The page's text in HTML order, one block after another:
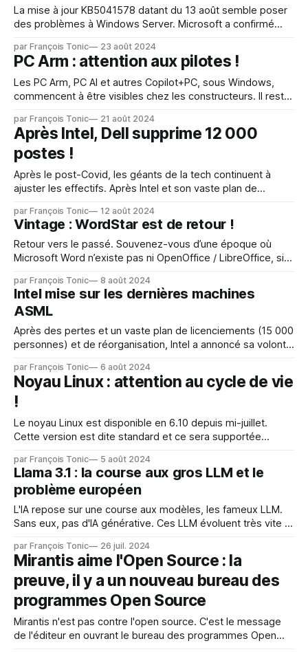
La mise à jour KB5041578 datant du 13 août semble poser
des problèmes à Windows Server. Microsoft a confirmé
boot et des systèmes gelés apparaissent sur Windows
Server 2019 suite à l'installation de la mise à jour de
sécurité. "
par François Tonic 23 août 2024
PC Arm : attention aux pilotes !
Les PC Arm, PC AI et autres Copilot+PC, sous Windows,
commencent à être visibles chez les constructeurs. Il reste
évoquent peu ou pas assez souvent : les pilotes. Pour
utiliser des matériels, imprimantes, accessoires, etc. il faut
par François Tonic 21 août 2024
Après Intel, Dell supprime 12 000
postes !
Après le post-Covid, les géants de la tech continuent à
ajuster les effectifs. Après Intel et son vaste plan de
forcément de la meilleure manière, Dell annonce aussi plus
de 12 000 suppressions de postes. Le constructeur avait
déjà supprimer
par François Tonic 12 août 2024
Vintage : WordStar est de retour !
Retour vers le passé. Souvenez-vous d’une époque où
Microsoft Word n’existe pas ni OpenOffice / LibreOffice, si
vedette avant WordPerfect et tous les autres. La première
version est sortie 1978 sur CP/M puis MS-DOS et Windows.
La
par François Tonic 8 août 2024
Intel mise sur les dernières machines
ASML
Après des pertes et un vaste plan de licenciements (15 000
personnes) et de réorganisation, Intel a annoncé sa volonté
puces et pour les clients extérieurs avec une seconde unité
de lithographie dernière génération du constructeur ASML.
par François Tonic 6 août 2024
Noyau Linux : attention au cycle de vie
!
Le noyau Linux est disponible en 6.10 depuis mi-juillet.
Cette version est dite standard et ce sera supportée
de support le 12 septembre 2024. La dernière version
disponible est la 6.9.12. Le noyal
par François Tonic 5 août 2024
Llama 3.1 : la course aux gros LLM et le
problème européen
L'IA repose sur une course aux modèles, les fameux LLM.
Sans eux, pas d'IA générative. Ces LLM évoluent très vite et
l'argument fatal pour son nouveau Llama : 405 milliards de
paramètres. L&
par François Tonic 26 juil. 2024
Mirantis aime l'Open Source : la
preuve, il y a un nouveau bureau des
programmes Open Source
Mirantis n'est pas contre l'open source. C'est le message
de l'éditeur en ouvrant le bureau des programmes Open